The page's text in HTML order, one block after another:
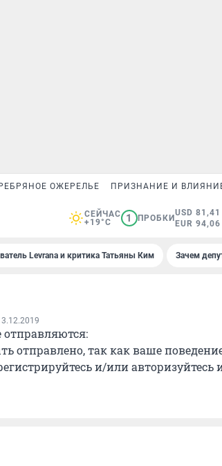
ОЖЕРЕЛЬЕ ПРИЗНАНИЕ И
СЕЙЧАС
+19°C
1 ПРОБКИ
USD 81,41
EUR 94,06
Levrana и критика Татьяны Ким Зачем
отправлено, так как ваше
и/или